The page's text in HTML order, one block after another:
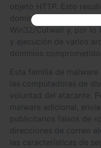
objeto HTTP. Esto
dominios. El malware
Win32/Cutwail y, por lo
y ejecución de varios
dominios
Esta familia de
las computadoras de
voluntad del atacante.
malware adicional,
publicitarios falsos de
direcciones de correo
las características de